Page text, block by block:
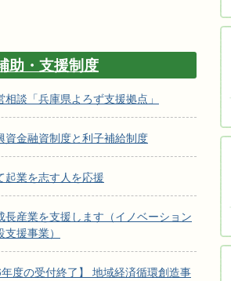
助・支援制度
相談「兵庫県よろず支援拠点」
資金融資制度と利子補給制度
起業を志す人を応援
長産業を支援します（イノベーション
援事業）
年度の受付終了】 地域経済循環創造事